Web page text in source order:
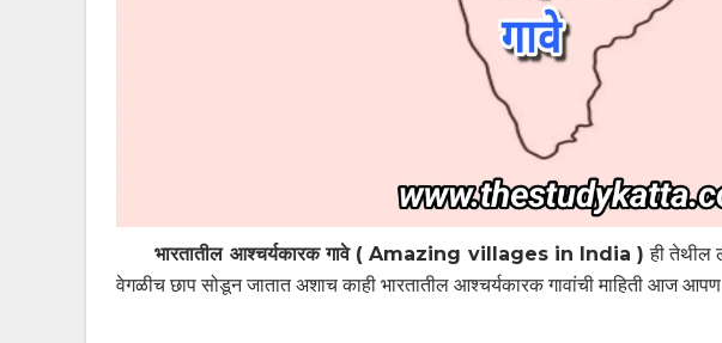
भारतातील आश्चर्यकारक गावे ( Amazing villages in India ) ही तेथील
वेगळीच छाप सोडून जातात अशाच काही भारतातील आश्चर्यकारक गावांची माहिती आज